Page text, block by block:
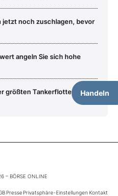
Handeln
jetzt noch zuschlagen, bevor
angeln Sie sich hohe
größten Tankerflotte und
– BÖRSE ONLINE
PressePrivatsphäre-Einstellungen Kontakt